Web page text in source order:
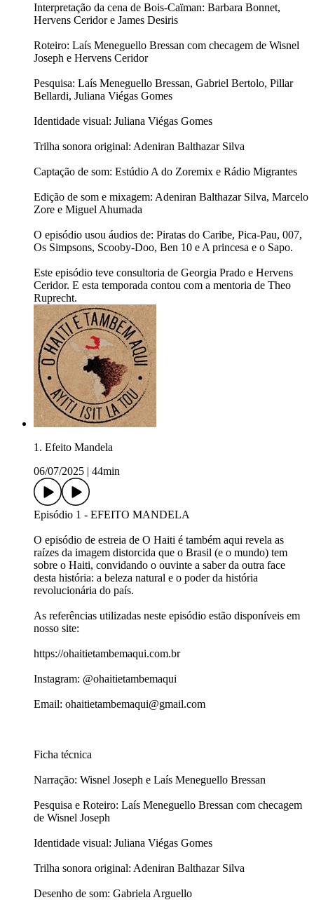
Interpretação da cena de Bois-Caïman: Barbara Bonnet,
Hervens Ceridor e James Desiris
Roteiro: Laís Meneguello Bressan com checagem de Wisnel
Joseph e Hervens Ceridor
Pesquisa: Laís Meneguello Bressan, Gabriel Bertolo, Pillar
Bellardi, Juliana Viégas Gomes
Identidade visual: Juliana Viégas Gomes
Trilha sonora original: Adeniran Balthazar Silva
Captação de som: Estúdio A do Zoremix e Rádio Migrantes
Edição de som e mixagem: Adeniran Balthazar Silva, Marcelo
Zore e Miguel Ahumada
O episódio usou áudios de: Piratas do Caribe, Pica-Pau, 007,
Os Simpsons, Scooby-Doo, Ben 10 e A princesa e o Sapo.
Este episódio teve consultoria de Georgia Prado e Hervens
Ceridor. E esta temporada contou com a mentoria de Theo
Ruprecht.
1. Efeito Mandela
06/07/2025 | 44min
Episódio 1 - EFEITO MANDELA
O episódio de estreia de O Haiti é também aqui revela as
raízes da imagem distorcida que o Brasil (e o mundo) tem
sobre o Haiti, convidando o ouvinte a saber da outra face
desta história: a beleza natural e o poder da história
revolucionária do país.
As referências utilizadas neste episódio estão disponíveis em
nosso site:
https://ohaitietambemaqui.com.br
Instagram: @ohaitietambemaqui
Email: ohaitietambemaqui@gmail.com
Ficha técnica
Narração: Wisnel Joseph e Laís Meneguello Bressan
Pesquisa e Roteiro: Laís Meneguello Bressan com checagem
de Wisnel Joseph
Identidade visual: Juliana Viégas Gomes
Trilha sonora original: Adeniran Balthazar Silva
Desenho de som: Gabriela Arguello